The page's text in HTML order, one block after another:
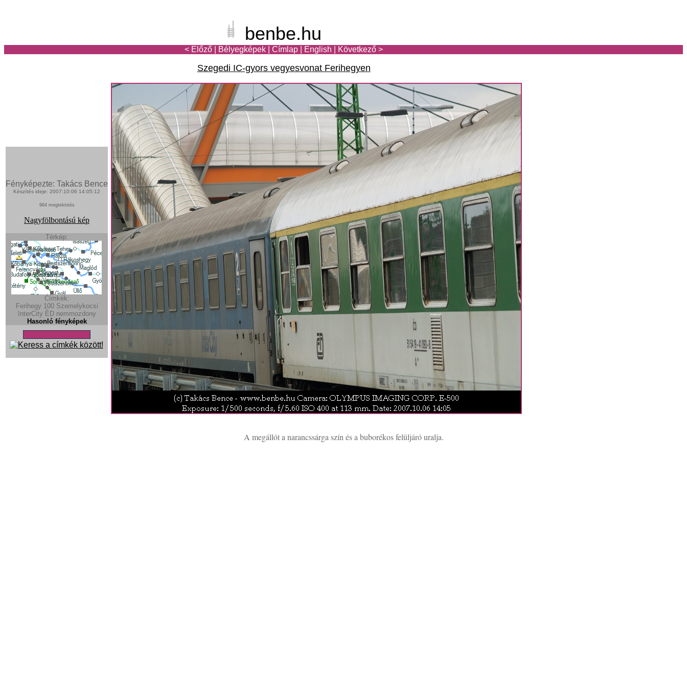
benbe.hu
< Előző Bélyegképek Címlap English Következő >
Szegedi IC-gyors vegyesvonat Ferihegyen
Fényképezte: Takács Bence
Készítés ideje: 2007:10:06 14:05:12
964 megtekintés
Nagyfölbontású kép
Térkép:
Címkék:
Ferihegy 100 Szemelykocsi
InterCity ÈD nemmozdony
Hasonló fényképek
A megállót a narancssárga szín és a buborékos felüljáró uralja.